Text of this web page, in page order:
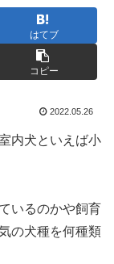
はてブ
コピー
2022.05.26
内犬といえば小
いるのかや飼育
の犬種を何種類